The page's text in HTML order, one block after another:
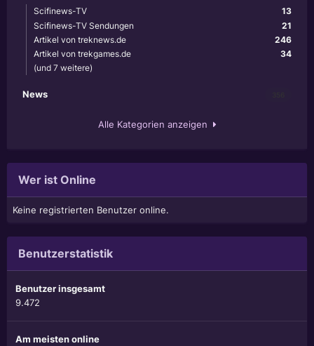
13
Scifinews-TV
21
Scifinews-TV Sendungen
246
Artikel von treknews.de
34
Artikel von trekgames.de
(und 7 weitere)
News
Alle Kategorien anzeigen
Wer ist Online
Keine registrierten Benutzer online.
Benutzerstatistik
Benutzer insgesamt
9.472
Am meisten online